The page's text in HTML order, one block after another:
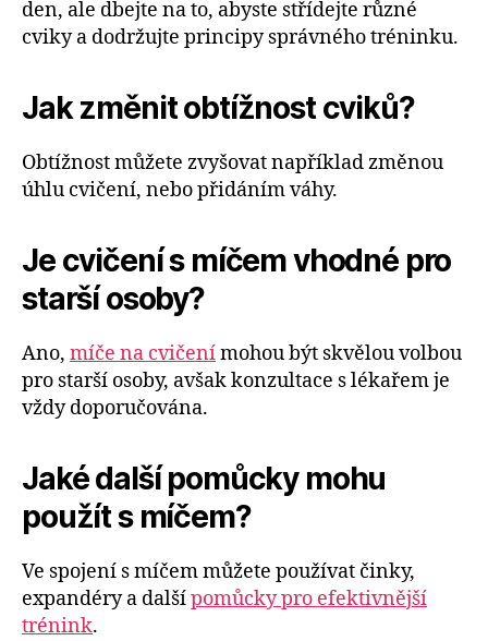
den, ale dbejte na to, abyste střídejte různé
cviky a dodržujte principy správného tréninku.
Jak změnit obtížnost cviků?
Obtížnost můžete zvyšovat například změnou
úhlu cvičení, nebo přidáním váhy.
Je cvičení s míčem vhodné pro
starší osoby?
Ano, míče na cvičenímohou být skvělou volbou
pro starší osoby, avšak konzultace s lékařem je
vždy doporučována.
Jaké další pomůcky mohu
použít s míčem?
Ve spojení s míčem můžete používat činky,
expandéry a dalšípomůcky pro efektivnější
trénink.